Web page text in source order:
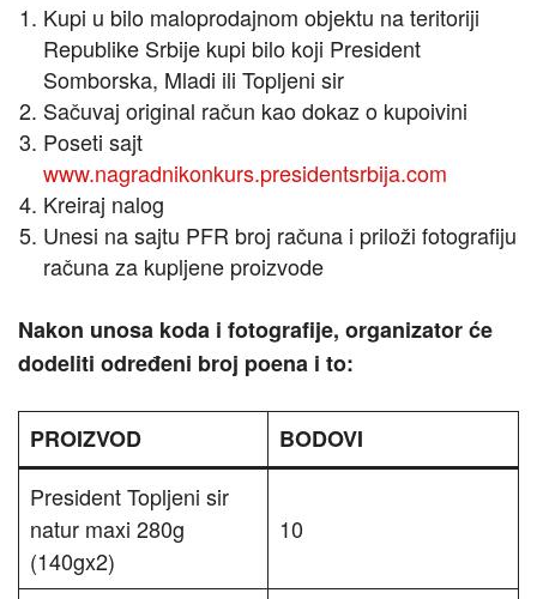
Kupi u bilo maloprodajnom objektu na teritoriji
Republike Srbije kupi bilo koji President
Somborska, Mladi ili Topljeni sir
Sačuvaj original račun kao dokaz o kupoivini
Poseti sajt
www.nagradnikonkurs.presidentsrbija.com
Kreiraj nalog
Unesi na sajtu PFR broj računa i priloži fotografiju
računa za kupljene proizvode
Nakon unosa koda i fotografije, organizator će
dodeliti određeni broj poena i to:
PROIZVOD
BODOVI
President Topljeni sir
natur maxi 280g
(140gx2)
10